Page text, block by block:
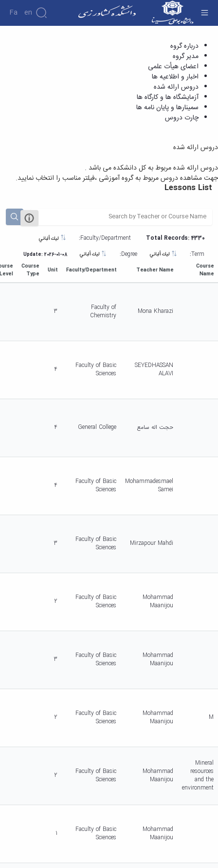
Fa En
دروس ارائه شده - دانشکده کشاورزی
درباره گروه
مدیر گروه
اعضای هیأت علمی
اخبار و اطلاعیه ها
دروس ارائه شده
آزمایشگاه ها و کارگاه ها
سمینارها و پایان نامه ها
چارت دروس
دروس ارائه شده
دروس ارائه شده مربوط به کل دانشکده می باشد .
جهت مشاهده دروس مربوط به گروه آموزشی ،فیلتر مناسب را انتخاب نمایید.
Lessons List
Total Records: 4330
Faculty/Department:
Term:
Degree:
Update: 2026-01-08
Course
Name
Teacher Name
Faculty/Department
Unit
Course
Type
Mona Kharazi
Faculty of
Chemistry
3
SEYEDHASSAN
ALAVI
Faculty of Basic
Sciences
4
حجت اله سامع General College
4
Mohammadesmael
Samei
Faculty of Basic
Sciences
4
Mirzapour Mahdi
Faculty of Basic
Sciences
3
Mohammad
Maanijou
Faculty of Basic
Sciences
2
Mohammad
Maanijou
Faculty of Basic
Sciences
3
M
Mohammad
Maanijou
Faculty of Basic
Sciences
2
Mineral
resources
and the
environment
Mohammad
Maanijou
Faculty of Basic
Sciences
2
Mohammad
Maanijou
Faculty of Basic
Sciences
1